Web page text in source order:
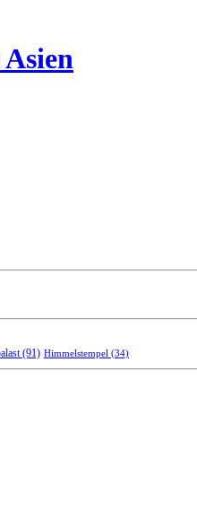
(91) Himmelstempel (34)